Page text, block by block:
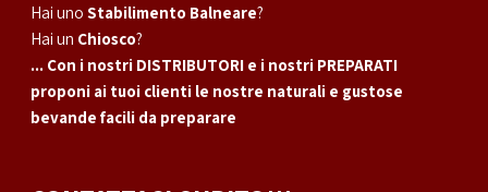
Hai uno Stabilimento Balneare?
Hai un Chiosco?
... Con i nostri DISTRIBUTORI e i nostri PREPARATI
proponi ai tuoi clienti le nostre naturali e gustose
bevande facili da preparare